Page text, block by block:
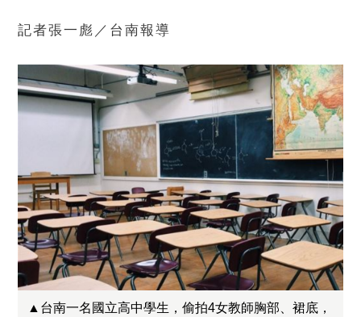
記者張一彪／台南報導
▲台南一名國立高中學生，偷拍4女教師胸部、裙底，